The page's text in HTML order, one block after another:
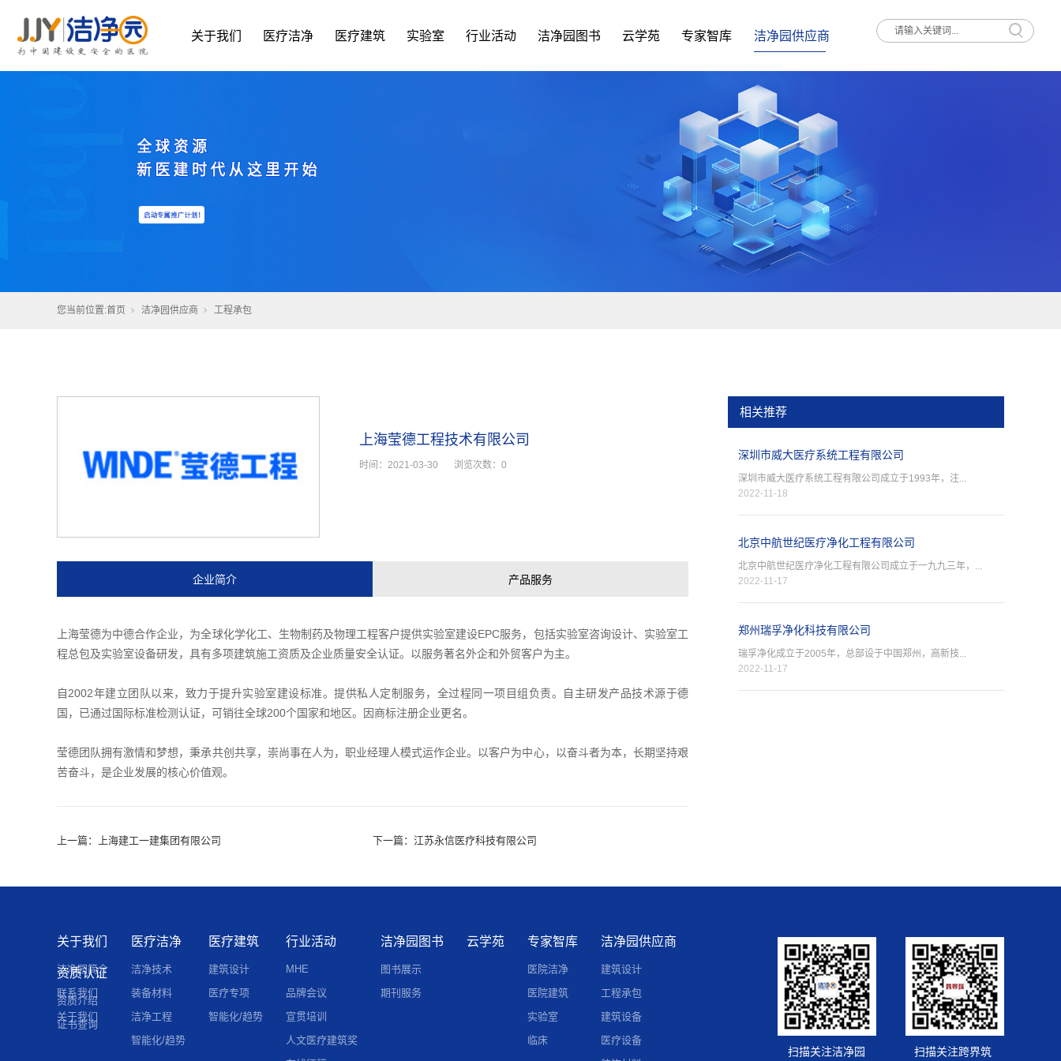
关于我们 医疗洁净 医疗建筑 实验室 行业活动 洁净园图书 云学苑 专家智库 洁净园供应商
您当前位置:首页 洁净园供应商 工程承包
上海莹德工程技术有限公司
时间：2021-03-30 浏览次数：0
企业简介 产品服务
上海莹德为中德合作企业，为全球化学化工、生物制药及物理工程客户提供实验室建设EPC服务，包括实验室咨询设计、实验室工
程总包及实验室设备研发，具有多项建筑施工资质及企业质量安全认证。以服务著名外企和外贸客户为主。
自2002年建立团队以来，致力于提升实验室建设标准。提供私人定制服务，全过程同一项目组负责。自主研发产品技术源于德
国，已通过国际标准检测认证，可销往全球200个国家和地区。因商标注册企业更名。
莹德团队拥有激情和梦想，秉承共创共享，崇尚事在人为，职业经理人模式运作企业。以客户为中心，以奋斗者为本，长期坚持艰
苦奋斗，是企业发展的核心价值观。
上一篇： 上海建工一建集团有限公司 下一篇： 江苏永信医疗科技有限公司
相关推荐
深圳市威大医疗系统工程有限公司
深圳市威大医疗系统工程有限公司成立于1993年，注...
2022-11-18
北京中航世纪医疗净化工程有限公司
北京中航世纪医疗净化工程有限公司成立于一九九三年，...
2022-11-17
郑州瑞孚净化科技有限公司
瑞孚净化成立于2005年，总部设于中国郑州，高新技...
2022-11-17
关于我们
洁净园简介
联系我们
关于我们
医疗洁净
洁净技术
装备材料
洁净工程
智能化/趋势
医疗建筑
建筑设计
医疗专项
智能化/趋势
行业活动
MHE
品牌会议
宣贯培训
人文医疗建筑奖
洁净园图书
图书展示
期刊服务
云学苑 专家智库
医院洁净
医院建筑
实验室
临床
洁净园供应商
建筑设计
工程承包
建筑设备
医疗设备
资质认证
资质介绍
证书查询
扫描关注洁净园 扫描关注跨界筑